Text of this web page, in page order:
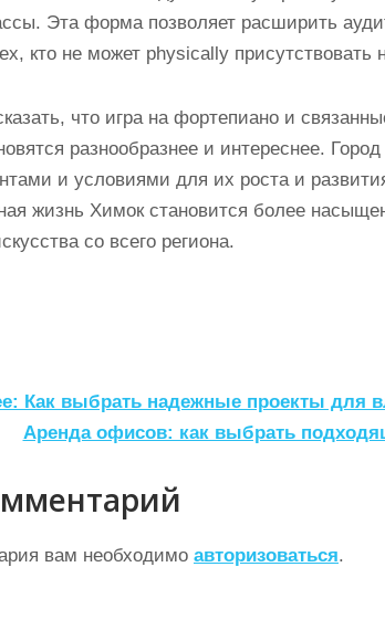
Эта форма позволяет расширить
кто не может physically присутствовать
что игра на фортепиано и
разнообразнее и интереснее.
и условиями для их роста и
жизнь Химок становится более
со всего региона.
Как выбрать надежные проекты для
Аренда офисов: как выбрать
вам необходимо авторизоваться.